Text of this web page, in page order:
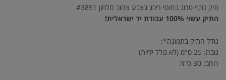
תיק כתף סרוג בחוטי ריבון בצבע צהוב חלמון #3851
התיק עשוי 100% עבודת יד ישראלית!
גודל התיק בתמונה*:
גובה: 25 ס"מ (לא כולל ידיות)
רוחב: 30 ס"מ